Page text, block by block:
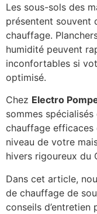
Les sous-sols des
présentent souvent
chauffage.
humidité peuvent
inconfortables si
optimisé.
Chez Electro
sommes
chauffage
niveau de votre
hivers rigoureux du
Dans cet article,
de chauffage de
conseils